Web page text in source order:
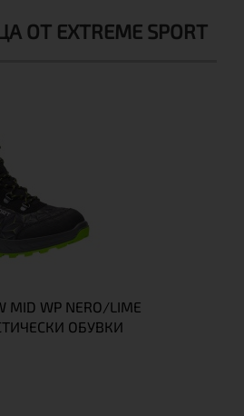
ОТ EXTREME SPORT
MID WP NERO/LIME
ОБУВКИ